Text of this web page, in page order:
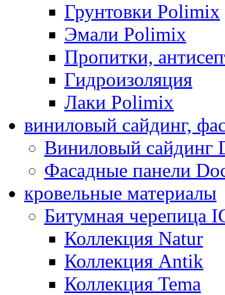
Грунтовки Polimix
Эмали Polimix
Пропитки,
Гидроизоляция
Лаки Polimix
виниловый сайдинг,
Виниловый сайдинг
Фасадные панели
кровельные материалы
Битумная черепица
Коллекция Natur
Коллекция Antik
Коллекция Tema